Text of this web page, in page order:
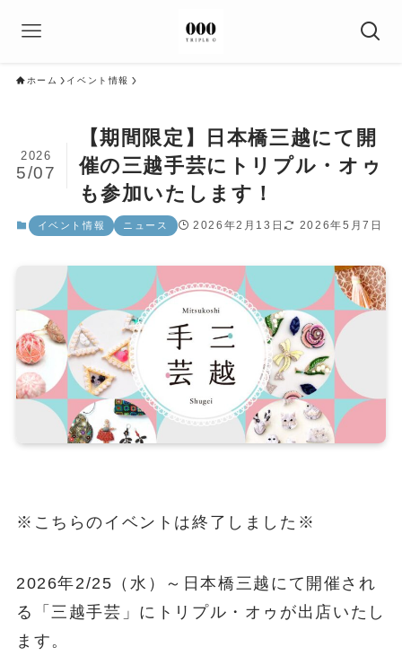
ホーム イベント情報
【期間限定】日本橋三越にて開
催の三越手芸にトリプル・オゥ
も参加いたします！
2026
5/07
イベント情報 ニュース 2026年2月13日 2026年5月7日
※こちらのイベントは終了しました※
2026年2/25（水）～日本橋三越にて開催され
る「三越手芸」にトリプル・オゥが出店いたし
ます。